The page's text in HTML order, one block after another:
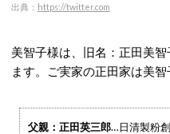
出典： https://twitter.com
美智子様は、旧名：正田美
ます。ご実家の正田家は美
父親：正田英三郎…日清製粉